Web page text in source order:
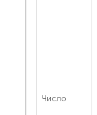
Число